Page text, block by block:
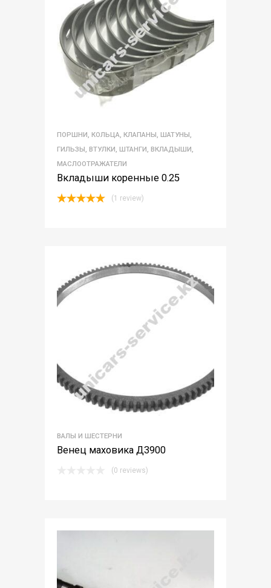
ПОРШНИ, КОЛЬЦА, КЛАПАНЫ, ШАТУНЫ,
ГИЛЬЗЫ, ВТУЛКИ, ШТАНГИ, ВКЛАДЫШИ,
МАСЛООТРАЖАТЕЛИ
Вкладыши коренные 0.25
(1 review)
ВАЛЫ И ШЕСТЕРНИ
Венец маховика Д3900
(0 reviews)